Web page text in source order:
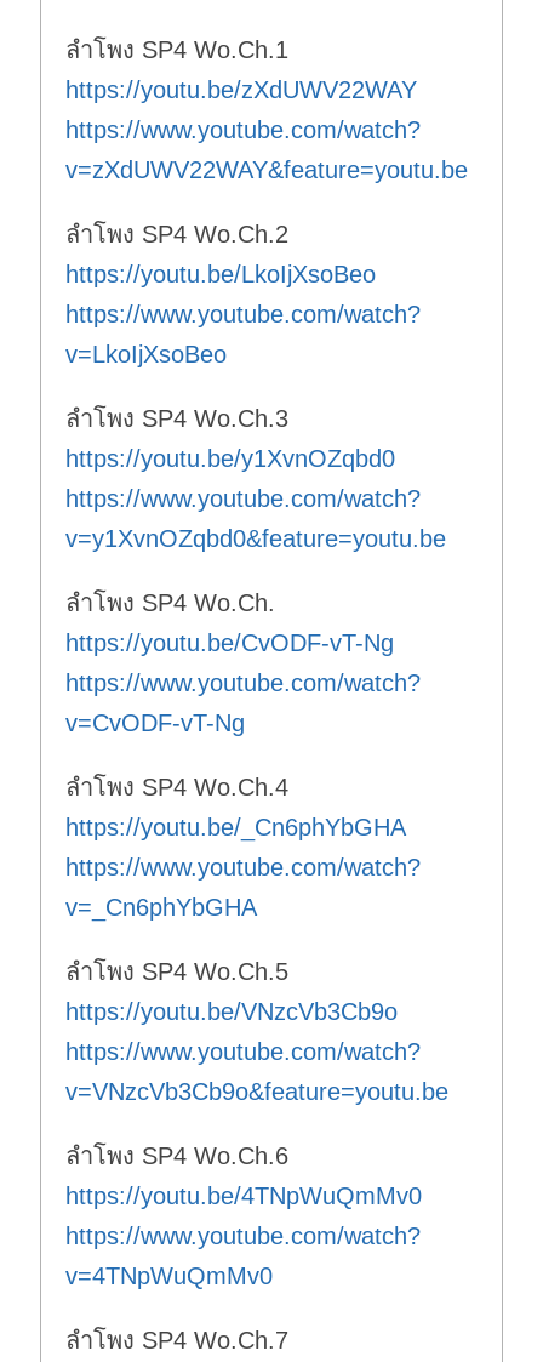
ลำโพง SP4 Wo.Ch.1
https://youtu.be/zXdUWV22WAY
https://www.youtube.com/watch?
v=zXdUWV22WAY&feature=youtu.be
ลำโพง SP4 Wo.Ch.2
https://youtu.be/LkoIjXsoBeo
https://www.youtube.com/watch?
v=LkoIjXsoBeo
ลำโพง SP4 Wo.Ch.3
https://youtu.be/y1XvnOZqbd0
https://www.youtube.com/watch?
v=y1XvnOZqbd0&feature=youtu.be
ลำโพง SP4 Wo.Ch.
https://youtu.be/CvODF-vT-Ng
https://www.youtube.com/watch?
v=CvODF-vT-Ng
ลำโพง SP4 Wo.Ch.4
https://youtu.be/_Cn6phYbGHA
https://www.youtube.com/watch?
v=_Cn6phYbGHA
ลำโพง SP4 Wo.Ch.5
https://youtu.be/VNzcVb3Cb9o
https://www.youtube.com/watch?
v=VNzcVb3Cb9o&feature=youtu.be
ลำโพง SP4 Wo.Ch.6
https://youtu.be/4TNpWuQmMv0
https://www.youtube.com/watch?
v=4TNpWuQmMv0
ลำโพง SP4 Wo.Ch.7